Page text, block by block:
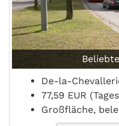
De-la-
77,59 EUR
Großfläche,